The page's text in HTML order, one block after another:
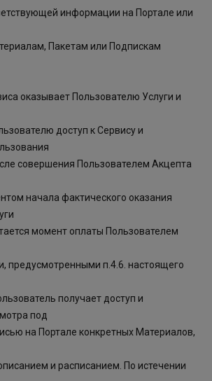
информации на Портале или
Пакетам или Подпискам
оказывает Пользователю Услуги и
доступ к Сервису и
совершения Пользователем Акцепта
начала фактического оказания
момент оплаты Пользователем
предусмотренными п.4.6. настоящего
получает доступ и
под
на Портале конкретных Материалов,
и расписанием. По истечении